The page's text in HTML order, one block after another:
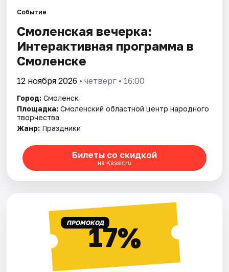
Событие
Смоленская вечерка:
Интерактивная программа в
Смоленске
12 ноября 2026 • четверг • 16:00
Город: Смоленск
Площадка: Смоленский областной центр народного
творчества
Жанр: Праздники
Билеты со скидкой
на Kassir.ru
ПРОМОКОД17%